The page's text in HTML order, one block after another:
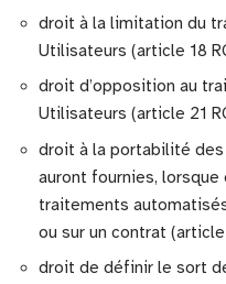
droit à la limitation du
Utilisateurs (article 18
droit d’opposition au
Utilisateurs (article 21
droit à la portabilité
auront fournies,
traitements
ou sur un contrat (article
droit de définir le sort